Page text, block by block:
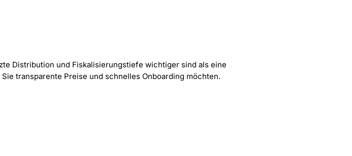
Distribution und Fiskalisierungstiefe wichtiger sind als eine
transparente Preise und schnelles Onboarding möchten.